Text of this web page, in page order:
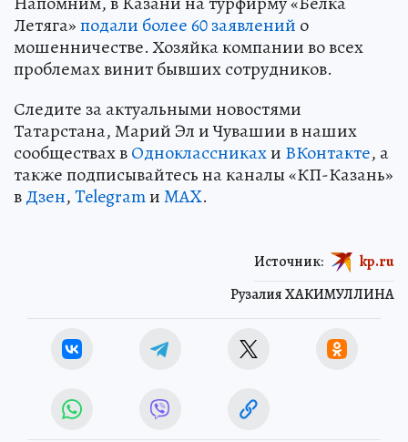
Летяга»подали более 60 заявлений о
мошенничестве. Хозяйка компании во всех
проблемах винит бывших сотрудников.
Следите за актуальными новостями
Татарстана, Марий Эл и Чувашии в наших
сообществах вОдноклассникахи ВКонтакте, а
также подписывайтесь на каналы «КП-Казань»
вДзен,TelegramиMAX.
Рузалия ХАКИМУЛЛИНА
Источник: kp.ru